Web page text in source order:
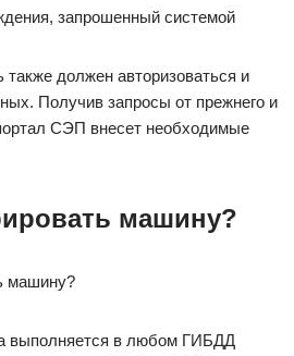
запрошенный системой
также должен авторизоваться и
Получив запросы от прежнего и
СЭП внесет необходимые
машину?
выполняется в любом ГИБДД